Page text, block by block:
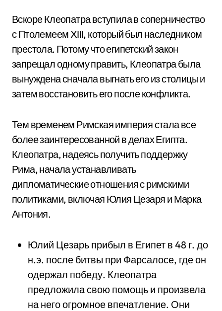
Вскоре Клеопатра вступила в соперничество
с Птолемеем XIII, который был наследником
престола. Потому что египетский закон
запрещал одному править, Клеопатра была
вынуждена сначала выгнать его из столицы и
затем восстановить его после конфликта.
Тем временем Римская империя стала все
более заинтересованной в делах Египта.
Клеопатра, надеясь получить поддержку
Рима, начала устанавливать
дипломатические отношения с римскими
политиками, включая Юлия Цезаря и Марка
Антония.
Юлий Цезарь прибыл в Египет в 48 г. до
н.э. после битвы при Фарсалосе, где он
одержал победу. Клеопатра
предложила свою помощь и произвела
на него огромное впечатление. Они